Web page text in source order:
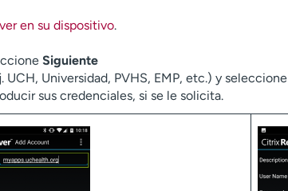
en su dispositivo.
Siguiente
Universidad, PVHS, EMP, etc.) y seleccione
sus credenciales, si se le solicita.